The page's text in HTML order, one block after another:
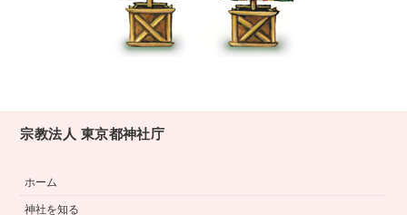
宗教法人 東京都神社庁
ホーム
神社を知る